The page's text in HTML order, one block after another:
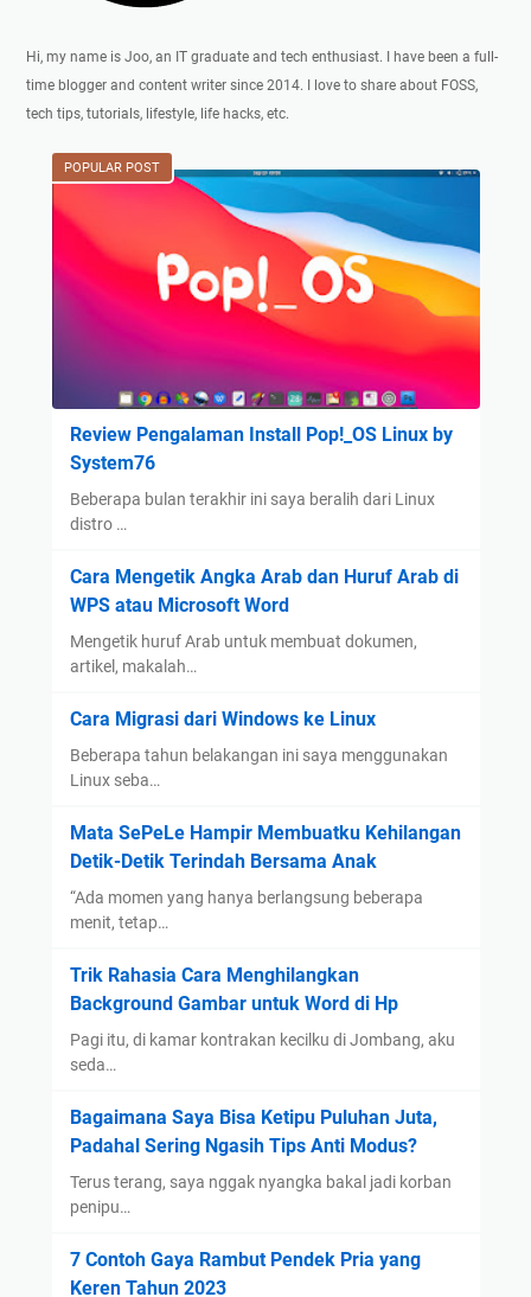
Hi, my name is Joo, an IT graduate and tech enthusiast. I have been a full-
time blogger and content writer since 2014. I love to share about FOSS,
tech tips, tutorials, lifestyle, life hacks, etc.
POPULAR POST
Review Pengalaman Install Pop!_OS Linux by
System76
Beberapa bulan terakhir ini saya beralih dari Linux
distro …
Cara Mengetik Angka Arab dan Huruf Arab di
WPS atau Microsoft Word
Mengetik huruf Arab untuk membuat dokumen,
artikel, makalah…
Cara Migrasi dari Windows ke Linux
Beberapa tahun belakangan ini saya menggunakan
Linux seba…
Mata SePeLe Hampir Membuatku Kehilangan
Detik-Detik Terindah Bersama Anak
“Ada momen yang hanya berlangsung beberapa
menit, tetap…
Trik Rahasia Cara Menghilangkan
Background Gambar untuk Word di Hp
Pagi itu, di kamar kontrakan kecilku di Jombang, aku
seda…
Bagaimana Saya Bisa Ketipu Puluhan Juta,
Padahal Sering Ngasih Tips Anti Modus?
Terus terang, saya nggak nyangka bakal jadi korban
penipu…
7 Contoh Gaya Rambut Pendek Pria yang
Keren Tahun 2023